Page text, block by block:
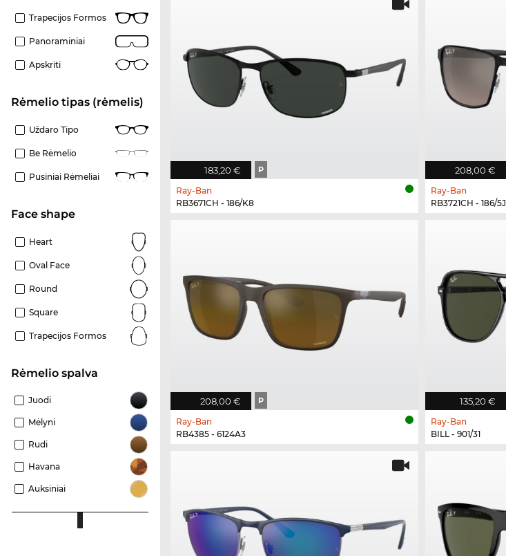
Trapecijos Formos
Panoraminiai
Apskriti
Rėmelio tipas (rėmelis)
Uždaro Tipo
Be Rėmelio
Pusiniai Rėmeliai
Face shape
Heart
Oval Face
Round
Square
Trapecijos Formos
Rėmelio spalva
Juodi
Mėlyni
Rudi
Havana
Auksiniai
183,20 € P
Ray-Ban
RB3671CH - 186/K8
208,00 €
Ray-Ban
RB3721CH - 186/5J
208,00 € P
Ray-Ban
RB4385 - 6124A3
135,20 €
Ray-Ban
BILL - 901/31